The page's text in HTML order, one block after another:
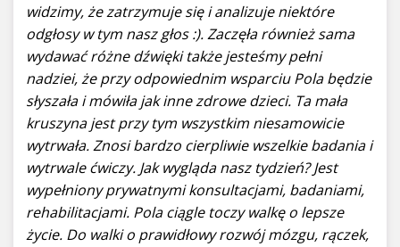
widzimy, że zatrzymuje się i analizuje niektóre
odgłosy w tym nasz głos :). Zaczęła również sama
wydawać różne dźwięki także jesteśmy pełni
nadziei, że przy odpowiednim wsparciu Pola będzie
słyszała i mówiła jak inne zdrowe dzieci. Ta mała
kruszyna jest przy tym wszystkim niesamowicie
wytrwała. Znosi bardzo cierpliwie wszelkie badania i
wytrwale ćwiczy. Jak wygląda nasz tydzień? Jest
wypełniony prywatnymi konsultacjami, badaniami,
rehabilitacjami. Pola ciągle toczy walkę o lepsze
życie. Do walki o prawidłowy rozwój mózgu, rączek,